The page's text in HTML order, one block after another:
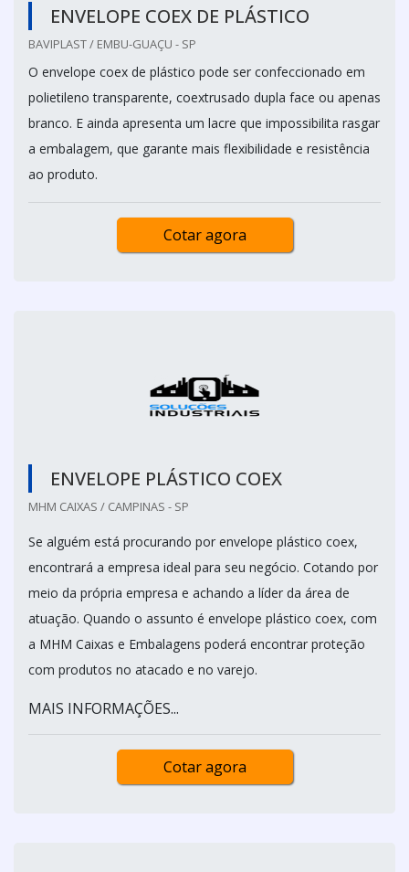
ENVELOPE COEX DE PLÁSTICO
BAVIPLAST / EMBU-GUAÇU - SP
O envelope coex de plástico pode ser confeccionado em
polietileno transparente, coextrusado dupla face ou apenas
branco. E ainda apresenta um lacre que impossibilita rasgar
a embalagem, que garante mais flexibilidade e resistência
ao produto.
Cotar agora
ENVELOPE PLÁSTICO COEX
MHM CAIXAS / CAMPINAS - SP
Se alguém está procurando por envelope plástico coex,
encontrará a empresa ideal para seu negócio. Cotando por
meio da própria empresa e achando a líder da área de
atuação. Quando o assunto é envelope plástico coex, com
a MHM Caixas e Embalagens poderá encontrar proteção
com produtos no atacado e no varejo.
MAIS INFORMAÇÕES...
Cotar agora